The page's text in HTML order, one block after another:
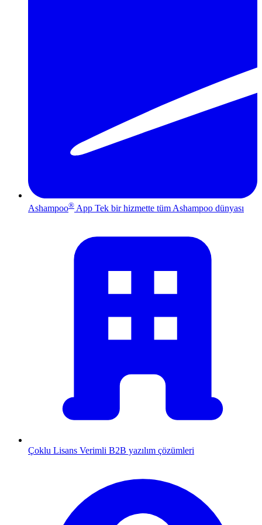
Ashampoo® App Tek bir hizmette tüm Ashampoo dünyası
Çoklu Lisans Verimli B2B yazılım çözümleri